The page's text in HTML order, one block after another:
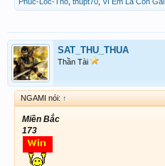
SAT_THU_THUA
Thần Tài
NGAMI nói: ↑
Miền Bắc
173